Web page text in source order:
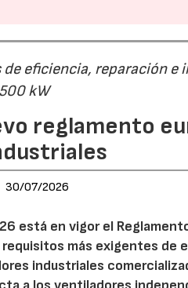
de eficiencia, reparación
kW
reglamento
30/07/2026
está en vigor el
más exigentes
industriales